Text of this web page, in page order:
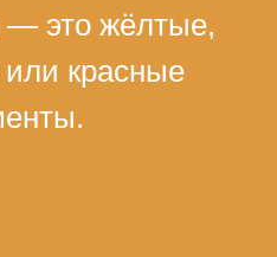
— это жёлтые,
красные